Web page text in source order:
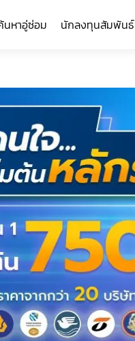
นหาอู่ซ่อม นักลงทุนสัมพันธ์